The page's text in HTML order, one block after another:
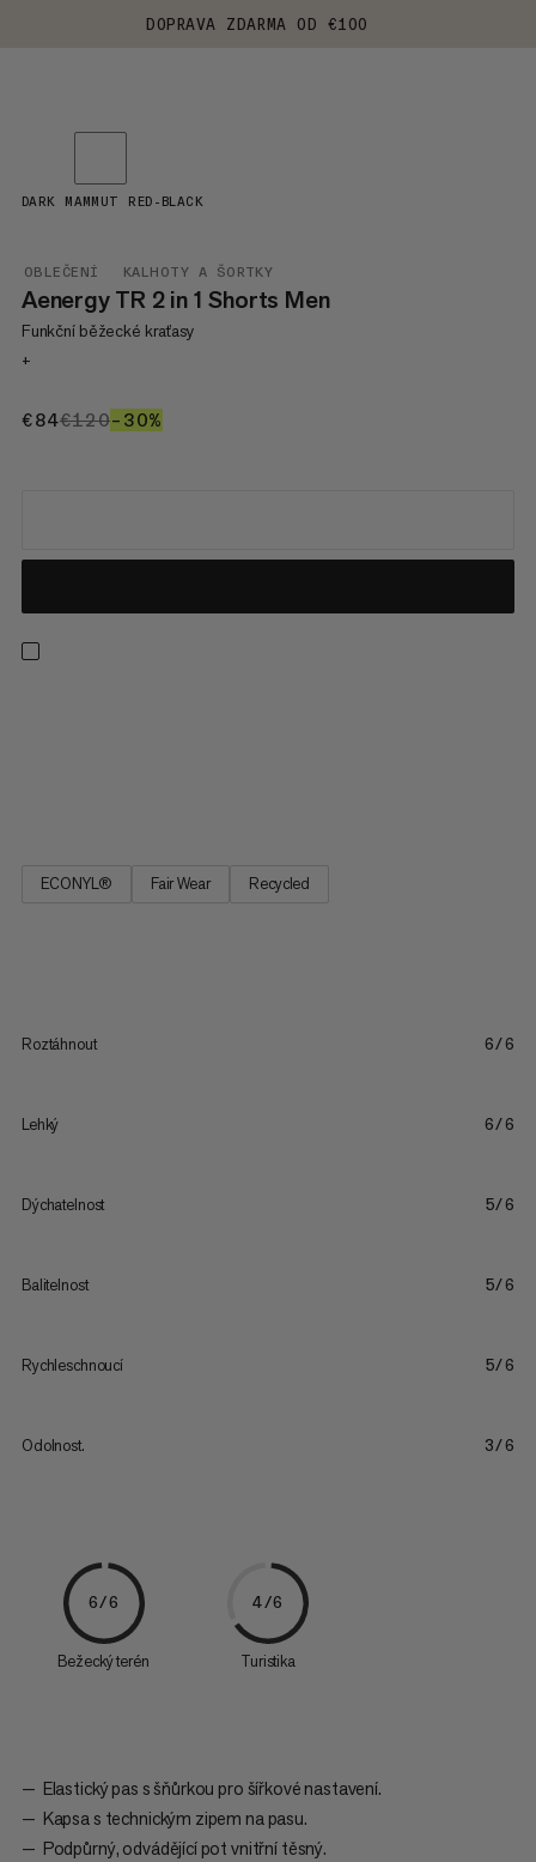
DOPRAVA ZDARMA OD €100
OBLEČENÍ KALHOTY A ŠORTKY
Aenergy TR 2 in 1 Shorts Men
Funkční běžecké kraťasy
+
€84€84
€120€120
–30%
DARK MAMMUT RED-BLACK
ECONYL® Fair Wear Recycled
Roztáhnout 6/6
Lehký 6/6
Dýchatelnost 5/6
Balitelnost 5/6
Rychleschnoucí 5/6
Odolnost. 3/6
6/6
Bežecký terén
4/6
Turistika
Elastický pas s šňůrkou pro šířkové nastavení.
Kapsa s technickým zipem na pasu.
Podpůrný, odvádějící pot vnitřní těsný.